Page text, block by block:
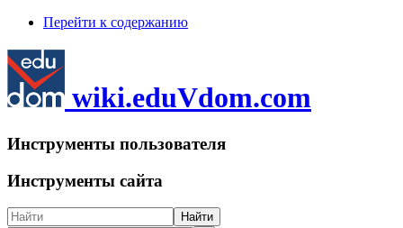
Перейти к содержанию
wiki.eduVdom.com
Инструменты пользователя
Инструменты сайта
Найти